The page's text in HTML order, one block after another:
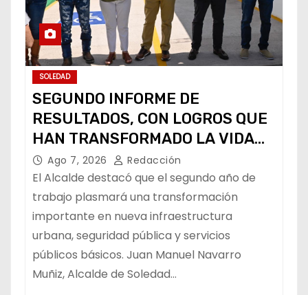
SOLEDAD
SEGUNDO INFORME DE
RESULTADOS, CON LOGROS QUE
HAN TRANSFORMADO LA VIDA
DE LOS SOLEDENSES: JUAN
MANUEL NAVARRO
Ago 7, 2026 Redacción
El Alcalde destacó que el segundo año de
trabajo plasmará una transformación
importante en nueva infraestructura
urbana, seguridad pública y servicios
públicos básicos. Juan Manuel Navarro
Muñiz, Alcalde de Soledad…